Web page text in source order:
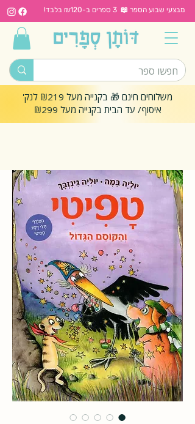
מבצעי שבוע הספר 📖 3 ספרים ב-₪120 בלבד!
משלוחים חינם 🎁 בקנייה מעל ₪219 לנק'
איסוף/ עד הבית בקנייה מעל ₪299